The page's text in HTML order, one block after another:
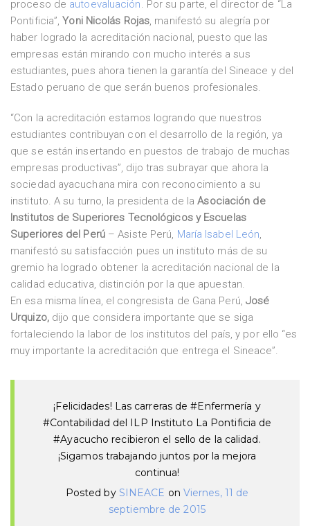
proceso de autoevaluación. Por su parte, el director de “La
Pontificia”, Yoni Nicolás Rojas, manifestó su alegría por
haber logrado la acreditación nacional, puesto que las
empresas están mirando con mucho interés a sus
estudiantes, pues ahora tienen la garantía del Sineace y del
Estado peruano de que serán buenos profesionales.
“Con la acreditación estamos logrando que nuestros
estudiantes contribuyan con el desarrollo de la región, ya
que se están insertando en puestos de trabajo de muchas
empresas productivas”, dijo tras subrayar que ahora la
sociedad ayacuchana mira con reconocimiento a su
instituto. A su turno, la presidenta de la Asociación de
Institutos de Superiores Tecnológicos y Escuelas
Superiores del Perú– Asiste Perú, María Isabel León,
manifestó su satisfacción pues un instituto más de su
gremio ha logrado obtener la acreditación nacional de la
calidad educativa, distinción por la que apuestan.
En esa misma línea, el congresista de Gana Perú, José
Urquizo,dijo que considera importante que se siga
fortaleciendo la labor de los institutos del país, y por ello “es
muy importante la acreditación que entrega el Sineace”.
¡Felicidades! Las carreras de #Enfermería y
#Contabilidad del ILP Instituto La Pontificia de
#Ayacucho recibieron el sello de la calidad.
¡Sigamos trabajando juntos por la mejora
continua!
Posted by SINEACE on Viernes, 11 de
septiembre de 2015